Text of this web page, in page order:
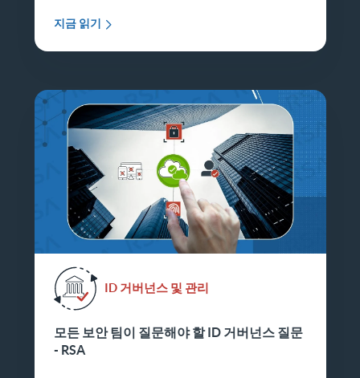
지금 읽기
ID 거버넌스 및 관리
모든 보안 팀이 질문해야 할 ID 거버넌스 질문
- RSA